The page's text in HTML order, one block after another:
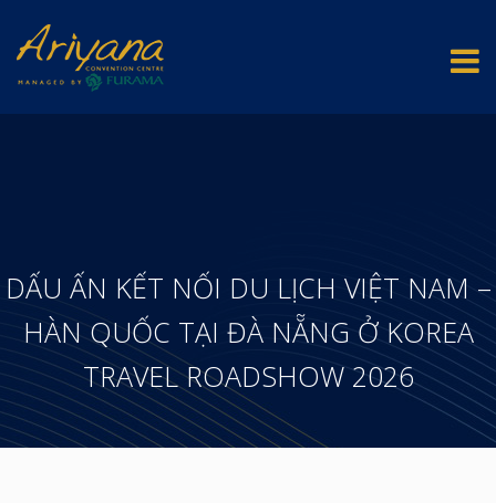
DẤU ẤN KẾT NỐI DU LỊCH VIỆT NAM –
HÀN QUỐC TẠI ĐÀ NẴNG Ở KOREA
TRAVEL ROADSHOW 2026